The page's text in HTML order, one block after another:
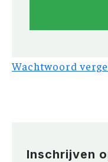
Wachtwoord
Inschrijven